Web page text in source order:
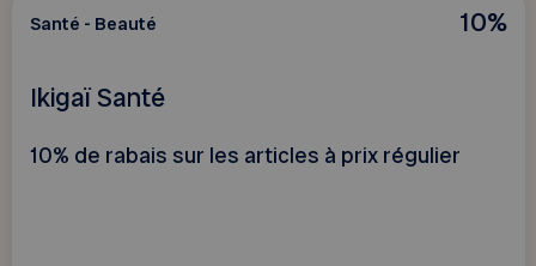
10%
Santé - Beauté
Ikigaï Santé
10% de rabais sur les articles à prix régulier